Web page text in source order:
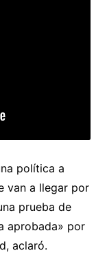
política a
van a llegar por
prueba de
aprobada» por
aclaró.